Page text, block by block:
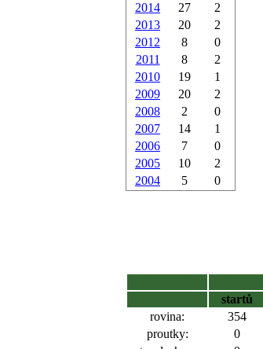
2014
27
2
2013
20
2
2012
8
0
2011
8
2
2010
19
1
2009
20
2
2008
2
0
2007
14
1
2006
7
0
2005
10
2
2004
5 0
startů
rovina:
354
proutky:
0